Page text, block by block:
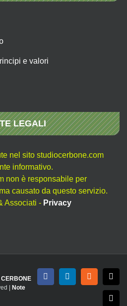
e valori
LEGALI
nel sito studiocerbone.com
informativo.
non è responsabile per
causato da questo servizio.
Associati - Privacy
CERBONE
|
Note
FacebookLinkedInRss X